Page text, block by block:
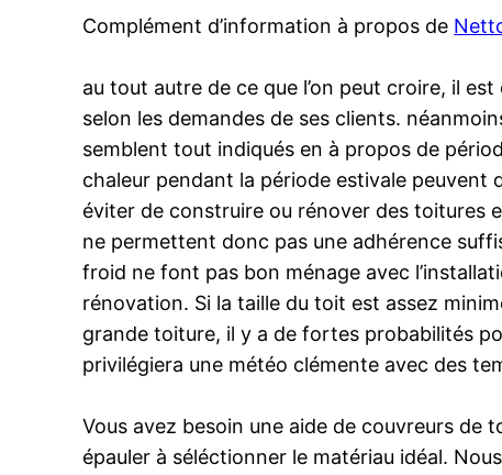
Complément d’information à propos de
au tout autre de ce que l’on peut croire, il
selon les demandes de ses clients.
semblent tout indiqués en à propos de
chaleur pendant la période estivale
éviter de construire ou rénover des toitures
ne permettent donc pas une adhérence
froid ne font pas bon ménage avec
rénovation. Si la taille du toit est assez
grande toiture, il y a de fortes probabilités
privilégiera une météo clémente avec des
Vous avez besoin une aide de couvreurs
épauler à séléctionner le matériau idéal.